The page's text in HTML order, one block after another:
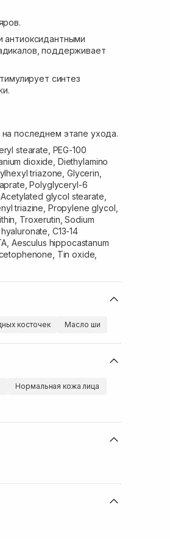
поддерживает
синтез
последнем этапе ухода.
stearate, PEG-100
dioxide, Diethylamino
triazone, Glycerin,
Polyglyceryl-6
glycol stearate,
triazine, Propylene glycol,
Troxerutin, Sodium
C13-14
Aesculus hippocastanum
Tin oxide,
косточек Масло ши
Нормальная кожа лица